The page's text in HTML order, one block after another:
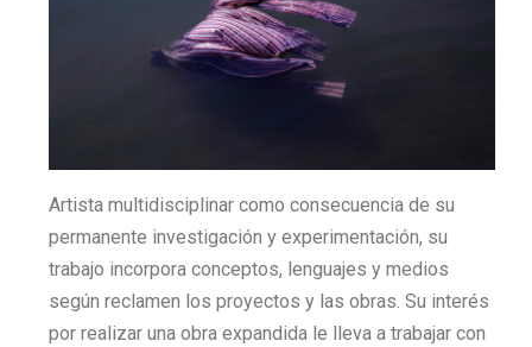
Artista multidisciplinar como consecuencia de su
permanente investigación y experimentación, su
trabajo incorpora conceptos, lenguajes y medios
según reclamen los proyectos y las obras. Su interés
por realizar una obra expandida le lleva a trabajar con